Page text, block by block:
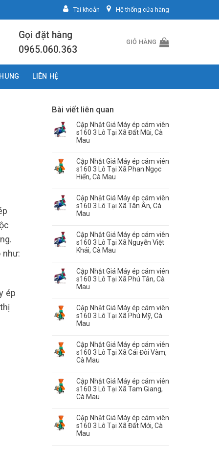
Tài khoản Hệ thống cửa hàng
Gọi đặt hàng
0965.060.363
GIỎ HÀNG
LIÊN HỆ
như:
ép
Bài viết liên quan
Cập Nhật Giá Máy ép cám viên
s160 3 Lô Tại Xã Đất Mũi, Cà
Mau
Cập Nhật Giá Máy ép cám viên
s160 3 Lô Tại Xã Phan Ngọc
Hiển, Cà Mau
Cập Nhật Giá Máy ép cám viên
s160 3 Lô Tại Xã Tân Ân, Cà
Mau
Cập Nhật Giá Máy ép cám viên
s160 3 Lô Tại Xã Nguyễn Việt
Khái, Cà Mau
Cập Nhật Giá Máy ép cám viên
s160 3 Lô Tại Xã Phú Tân, Cà
Mau
Cập Nhật Giá Máy ép cám viên
s160 3 Lô Tại Xã Phú Mỹ, Cà
Mau
Cập Nhật Giá Máy ép cám viên
s160 3 Lô Tại Xã Cái Đôi Vàm,
Cà Mau
Cập Nhật Giá Máy ép cám viên
s160 3 Lô Tại Xã Tam Giang,
Cà Mau
Cập Nhật Giá Máy ép cám viên
s160 3 Lô Tại Xã Đất Mới, Cà
Mau